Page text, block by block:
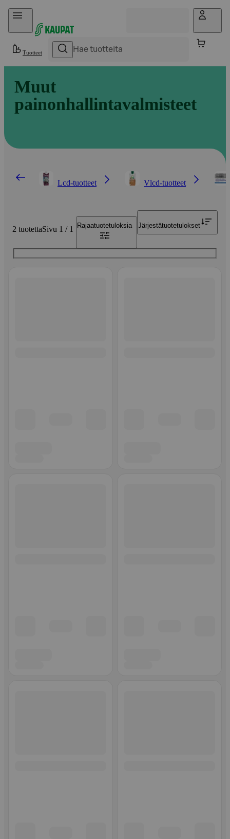
Hyppää sisältöön
Tuotteet
Muut
painonhallintavalmisteet
Lcd-tuotteet Vlcd-tuotteet
2 tuotettaSivu 1 / 1 Rajaatuotetuloksia Järjestätuotetulokset